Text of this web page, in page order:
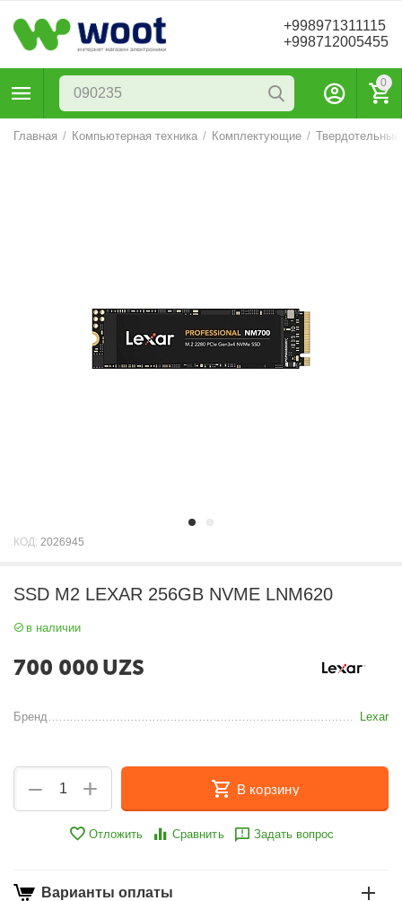
+998971311115
+998712005455
0
Главная / Компьютерная техника / Комплектующие /
КОД: 2026945
SSD M2 LEXAR 256GB NVME LNM620
в наличии
700 000 UZS
Бренд Lexar
+
− В корзину
Отложить Сравнить Задать вопрос
Варианты оплаты